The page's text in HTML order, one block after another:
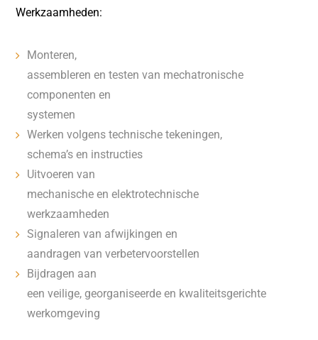
Werkzaamheden:
Monteren,
assembleren en testen van mechatronische
componenten en
systemen
Werken volgens technische tekeningen,
schema’s en instructies
Uitvoeren van
mechanische en elektrotechnische
werkzaamheden
Signaleren van afwijkingen en
aandragen van verbetervoorstellen
Bijdragen aan
een veilige, georganiseerde en kwaliteitsgerichte
werkomgeving